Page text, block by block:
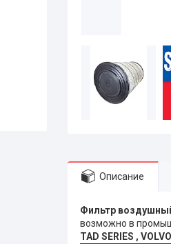
Описание
Фильтр
возможно в
TAD SERIES ,